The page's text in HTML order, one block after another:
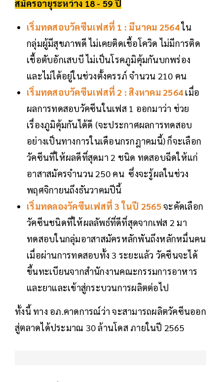
สมัครอายุระหว่าง 18 - 59 ปี
เริ่มทดสอบวัคซีนเฟสที่ 1 : มีนาคม 2564ใน
กลุ่มผู้มีสุขภาพดี ไม่เคยติดเชื้อโควิด ไม่มีการติด
เชื้อตับอักเสบบี ไม่เป็นโรคภูมิคุ้มกันบกพร่อง
และไม่ได้อยู่ในช่วงตั้งครรภ์ จำนวน 210 คน
เริ่มทดสอบวัคซีนเฟสที่ 2 : สิงหาคม 2564 เมื่อ
ผลการทดสอบวัคซีนในเฟส 1 ออกมาว่า ช่วย
เรื่องภูมิคุ้มกันได้ดี (จะประกาศผลการทดสอบ
อย่างเป็นทางการในเดือนกรกฎาคมนี้) ก็จะเลือก
วัคซีนที่ให้ผลดีที่สุดมา 2 ชนิด ทดสอบฉีดให้แก่
อาสาสมัครจำนวน 250 คน ซึ่งจะรู้ผลในช่วง
พฤศจิกายนถึงธันวาคมปีนี้
เริ่มทดลองวัคซีนเฟสที่ 3 ในปี 2565จะคัดเลือก
วัคซีนชนิดที่ให้ผลลัพธ์ที่ดีที่สุดจากเฟส 2 มา
ทดสอบในกลุ่มอาสาสมัครหลักพันถึงหลักหมื่นคน
เมื่อผ่านการทดสอบทั้ง 3 ระยะแล้ว วัคซีนจะได้
ขึ้นทะเบียนจากสำนักงานคณะกรรมการอาหาร
และยาและเข้าสู่กระบวนการผลิตต่อไป
ทั้งนี้ ทาง อภ.คาดการณ์ว่า จะสามารถผลิตวัคซีนออก
สู่ตลาดได้ประมาณ 30 ล้านโดส ภายในปี 2565